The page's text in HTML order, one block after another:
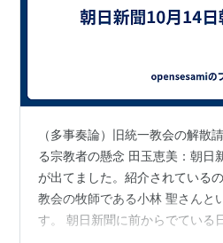
（多事奏論）旧統一教会の解散
る宗教者の懸念 田玉恵美：朝日
が出てました。紹介されている
教会の牧師である小林 聖さんと
す。 朝日新聞に前からでている